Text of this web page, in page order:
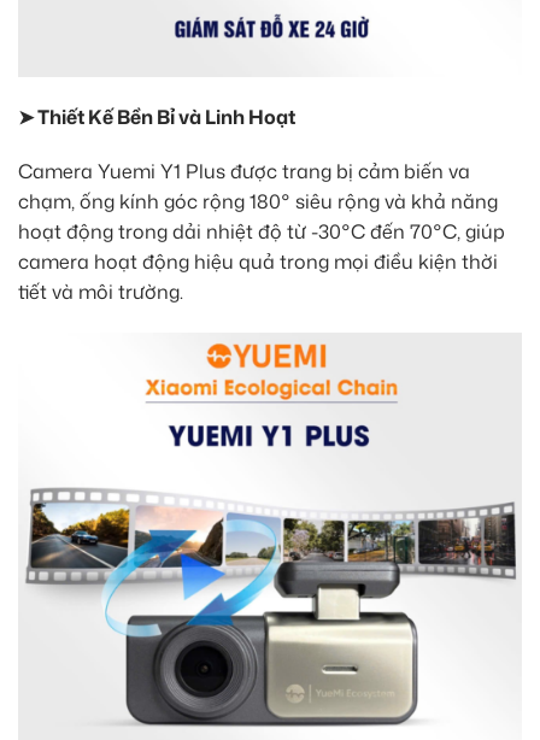
➤ Thiết Kế Bền Bỉ và Linh Hoạt
Camera Yuemi Y1 Plus được trang bị cảm biến va
chạm, ống kính góc rộng 180° siêu rộng và khả năng
hoạt động trong dải nhiệt độ từ -30°C đến 70°C, giúp
camera hoạt động hiệu quả trong mọi điều kiện thời
tiết và môi trường.